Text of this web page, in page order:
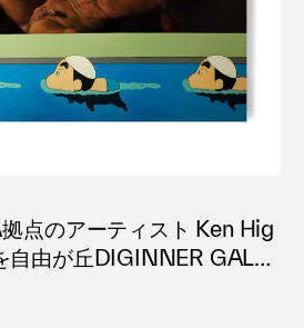
拠点のアーティスト Ken Hig
由が丘DIGINNER GALLE